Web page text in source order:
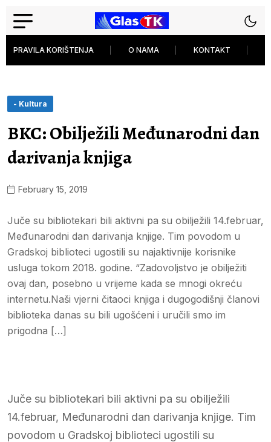
PRAVILA KORIŠTENJA O NAMA KONTAKT
- Kultura
BKC: Obilježili Međunarodni dan
darivanja knjiga
February 15, 2019
Juče su bibliotekari bili aktivni pa su obilježili 14.februar,
Međunarodni dan darivanja knjige. Tim povodom u
Gradskoj biblioteci ugostili su najaktivnije korisnike
usluga tokom 2018. godine. “Zadovoljstvo je obilježiti
ovaj dan, posebno u vrijeme kada se mnogi okreću
internetu.Naši vjerni čitaoci knjiga i dugogodišnji članovi
biblioteka danas su bili ugošćeni i uručili smo im
prigodna […]
Juče su bibliotekari bili aktivni pa su obilježili
14.februar, Međunarodni dan darivanja knjige. Tim
povodom u Gradskoj biblioteci ugostili su